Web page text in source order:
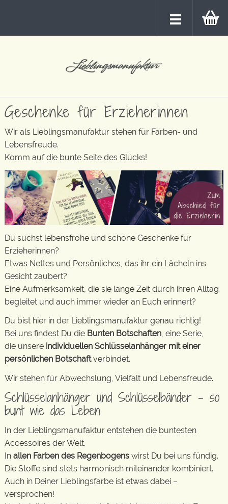
Geschenke für Erzieherinnen
Wir als Lieblingsmanufaktur stehen für Farben- und
Lebensfreude.
Komm auf die bunte Seite des Glücks!
Du suchst lebensfrohe und schöne Geschenke für
Erzieherinnen?
Etwas Nettes und Persönliches, das ihr ein Lächeln ins
Gesicht zaubert?
Eine Aufmerksamkeit, die sie lange Zeit durch ihren Alltag
begleitet und auch immer wieder an Euch erinnert?
Du bist hier in der Lieblingsmanufaktur genau richtig!
Bei uns findest Du die Bunten Botschaften, eine Serie,
die unsere individuellen Schlüsselanhänger mit einer
persönlichen Botschaftverbindet.
Wir stehen für Abwechslung, Vielfalt und Lebensfreude.
Schlüsselanhänger und Schlüsselbänder – so
bunt wie das Leben
In der Lieblingsmanufaktur entstehen die buntesten
Accessoires der Welt.
In allen Farben des Regenbogens wirst Du bei uns fündig.
Die Stoffe sind stets harmonisch miteinander kombiniert.
Auch in Deiner Lieblingsfarbe ist etwas dabei –
versprochen!